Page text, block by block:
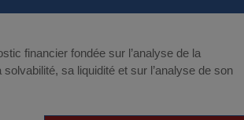
financier fondée sur l’analyse de la
sa liquidité et sur l’analyse de son